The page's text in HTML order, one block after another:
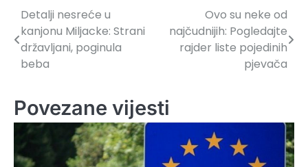
Navigacija
članaka
Detalji nesreće u
kanjonu Miljacke: Strani
državljani, poginula
beba
Ovo su neke od
najčudnijih: Pogledajte
rajder liste pojedinih
pjevača
Povezane vijesti